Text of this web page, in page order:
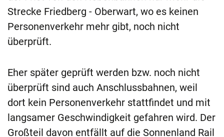
Strecke Friedberg - Oberwart, wo es keinen
Personenverkehr mehr gibt, noch nicht
überprüft.
Eher später geprüft werden bzw. noch nicht
überprüft sind auch Anschlussbahnen, weil
dort kein Personenverkehr stattfindet und mit
langsamer Geschwindigkeit gefahren wird. Der
Großteil davon entfällt auf die Sonnenland Rail